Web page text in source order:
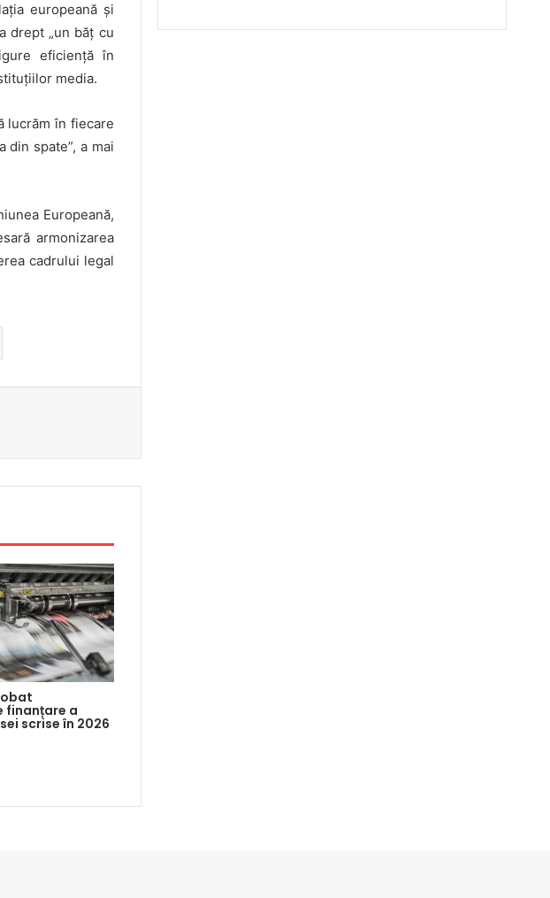
europeană și
drept „un băț cu
eficiență în
media.
lucrăm în fiecare
din spate”, a mai
Europeană,
armonizarea
cadrului legal
finanțare a
scrise în 2026